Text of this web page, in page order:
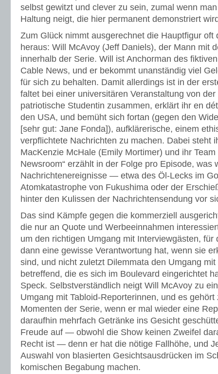
selbst gewitzt und clever zu sein, zumal wenn
Haltung neigt, die hier permanent demonstriert
Zum Glück nimmt ausgerechnet die Hauptfigur oft
heraus: Will McAvoy (Jeff Daniels), der Mann mit
innerhalb der Serie. Will ist Anchorman des
Cable News, und er bekommt unanständig viel
für sich zu behalten. Damit allerdings ist in der
faltet bei einer universitären Veranstaltung von
patriotische Studentin zusammen, erklärt ihr en
den USA, und bemüht sich fortan (gegen den
[sehr gut: Jane Fonda]), aufklärerische, einem
verpflichtete Nachrichten zu machen. Dabei steht
MacKenzie McHale (Emily Mortimer) und ihr Team
Newsroom“ erzählt in der Folge pro Episode, was
Nachrichtenereignisse — etwa des Öl-Lecks im
Atomkatastrophe von Fukushima oder der
hinter den Kulissen der Nachrichtensendung vor
Das sind Kämpfe gegen die kommerziell
die nur an Quote und Werbeeinnahmen
um den richtigen Umgang mit Interviewgästen, für
dann eine gewisse Verantwortung hat, wenn sie
sind, und nicht zuletzt Dilemmata den Umgang
betreffend, die es sich im Boulevard eingerichtet
Speck. Selbstverständlich neigt Will McAvoy zu
Umgang mit Tabloid-Reporterinnen, und es
Momenten der Serie, wenn er mal wieder eine
daraufhin mehrfach Getränke ins Gesicht
Freude auf — obwohl die Show keinen Zweifel
Recht ist — denn er hat die nötige Fallhöhe, und
Auswahl von blasierten Gesichtsausdrücken im
komischen Begabung machen.